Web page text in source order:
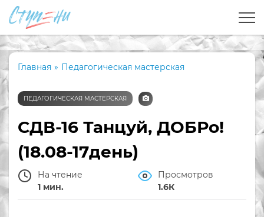
Главная » Педагогическая мастерская
ПЕДАГОГИЧЕСКАЯ МАСТЕРСКАЯ
СДВ-16 Танцуй, ДОБРо!
(18.08-17день)
На чтение
1 мин.
Просмотров
1.6К